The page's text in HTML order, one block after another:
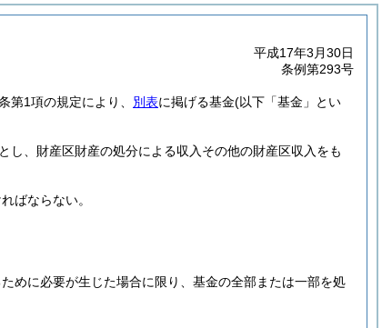
平成17年3月30日
条例第293号
第1項の規定により、 別表に掲げる基金(以下「基金」とい
し、財産区財産の処分による収入その他の財産区収入をも
ばならない。
めに必要が生じた場合に限り、基金の全部または一部を処